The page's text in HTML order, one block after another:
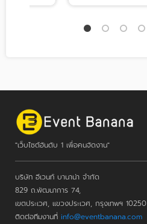
"เว็บไซต์อันดับ 1 เพื่อคนจัดงาน"
บริษัท อีเวนท์ บานาน่า จำกัด
829 ถ.พัฒนาการ 74,
เขตประเวศ, แขวงประเวศ, กรุงเทพฯ 10250
ติดต่อทีมงานที่ info@eventbanana.com